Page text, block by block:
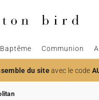
Baptême Communion
du siteavec le code